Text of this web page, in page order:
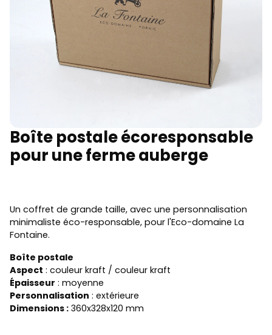
Boîte postale écoresponsable
pour une ferme auberge
Un coffret de grande taille, avec une personnalisation
minimaliste éco-responsable, pour l'Eco-domaine La
Fontaine.
Boîte postale
Aspect : couleur kraft / couleur kraft
Épaisseur : moyenne
Personnalisation : extérieure
Dimensions : 360x328x120 mm